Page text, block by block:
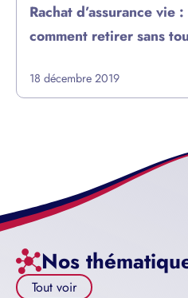
Rachat d’assurance
comment retirer sans
18 décembre 2019
Nos
Tout voir